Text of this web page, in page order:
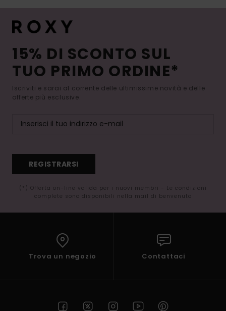
15% DI SCONTO SUL
TUO PRIMO ORDINE*
Iscriviti e sarai al corrente delle ultimissime novità e delle
offerte più esclusive.
REGISTRARSI
(*) Offerta on-line valida per i nuovi membri - Le condizioni
complete sono disponibili nella mail di benvenuto
Trova un negozio Contattaci